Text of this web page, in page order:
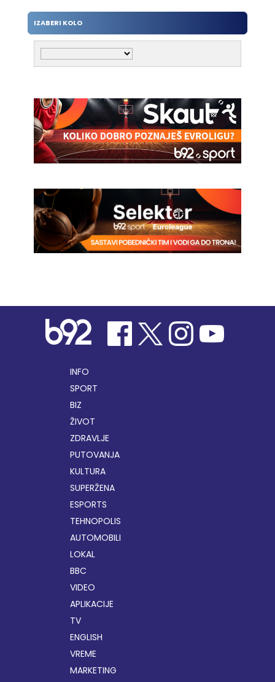
IZABERI KOLO
INFO
SPORT
BIZ
ŽIVOT
ZDRAVLJE
PUTOVANJA
KULTURA
SUPERŽENA
ESPORTS
TEHNOPOLIS
AUTOMOBILI
LOKAL
BBC
VIDEO
APLIKACIJE
TV
ENGLISH
VREME
MARKETING